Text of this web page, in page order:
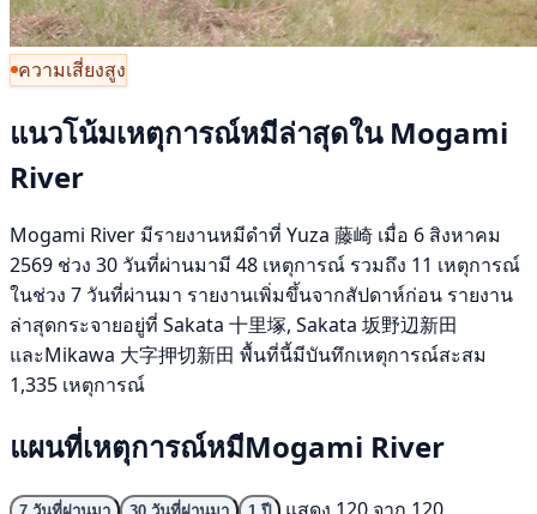
ความเสี่ยงสูง
แนวโน้มเหตุการณ์หมีล่าสุดใน Mogami
River
Mogami River มีรายงานหมีดำที่ Yuza 藤崎 เมื่อ 6 สิงหาคม
2569 ช่วง 30 วันที่ผ่านมามี 48 เหตุการณ์ รวมถึง 11 เหตุการณ์
ในช่วง 7 วันที่ผ่านมา รายงานเพิ่มขึ้นจากสัปดาห์ก่อน รายงาน
ล่าสุดกระจายอยู่ที่ Sakata 十里塚, Sakata 坂野辺新田
และMikawa 大字押切新田 พื้นที่นี้มีบันทึกเหตุการณ์สะสม
1,335 เหตุการณ์
แผนที่เหตุการณ์หมีMogami River
7 วันที่ผ่านมา 30 วันที่ผ่านมา 1 ปี
แสดง 120 จาก 120